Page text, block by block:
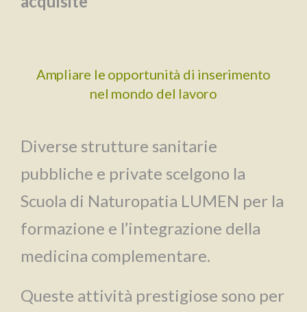
Ampliare le opportunità di inserimento
nel mondo del lavoro
Diverse strutture sanitarie
pubbliche e private scelgono la
Scuola di Naturopatia LUMEN per la
formazione e l’integrazione della
medicina complementare.
Queste attività prestigiose sono per